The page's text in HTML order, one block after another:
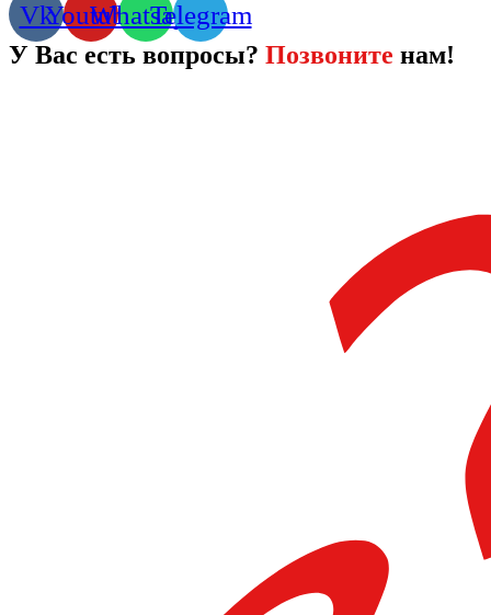
VkYoutubeWhatsappTelegram
У Вас есть вопросы? Позвоните нам!